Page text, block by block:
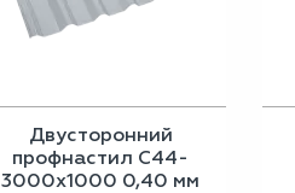
Двусторонний
профнастил С44-
3000х1000 0,40 мм